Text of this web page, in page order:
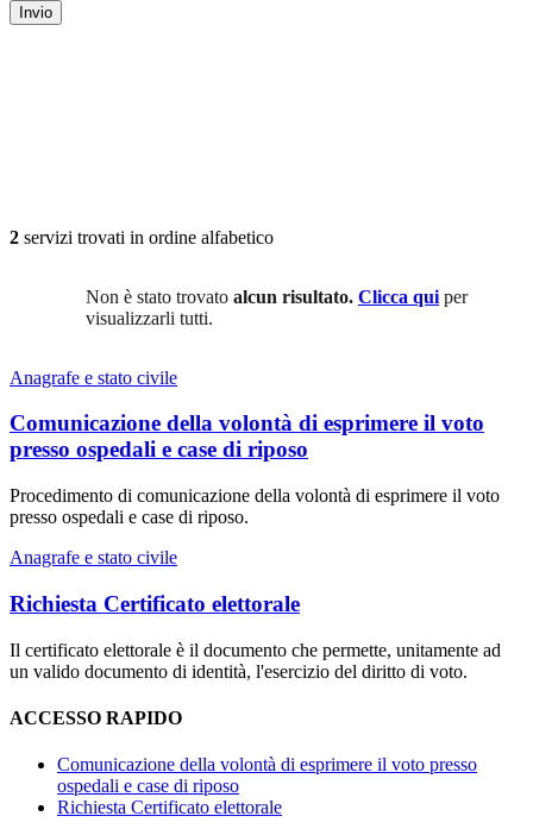
Invio
2 servizi trovati in ordine alfabetico
Non è stato trovato alcun risultato. Clicca qui per
visualizzarli tutti.
Anagrafe e stato civile
Comunicazione della volontà di esprimere il voto
presso ospedali e case di riposo
Procedimento di comunicazione della volontà di esprimere il voto
presso ospedali e case di riposo.
Anagrafe e stato civile
Richiesta Certificato elettorale
Il certificato elettorale è il documento che permette, unitamente ad
un valido documento di identità, l'esercizio del diritto di voto.
ACCESSO RAPIDO
Comunicazione della volontà di esprimere il voto presso
ospedali e case di riposo
Richiesta Certificato elettorale